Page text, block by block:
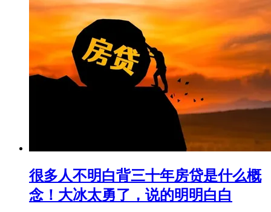
很多人不明白背三十年房贷是什么概
念！大冰太勇了，说的明明白白